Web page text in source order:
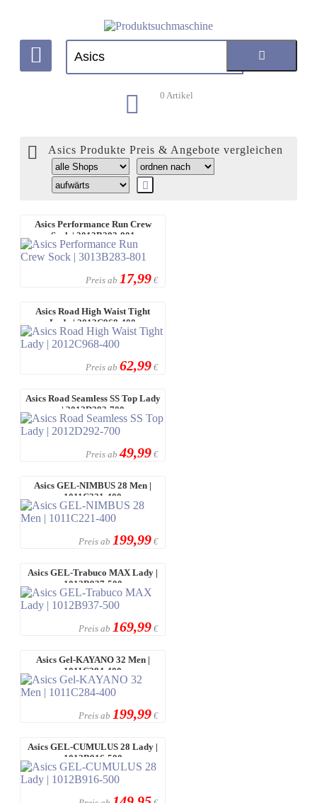
0 Artikel
Asics Produkte Preis & Angebote vergleichen
Asics Performance Run Crew
Sock | 3013B283-801
Preis ab 17,99 €
Asics Road High Waist Tight
Lady | 2012C968-400
Preis ab 62,99 €
Asics Road Seamless SS Top Lady
| 2012D292-700
Preis ab 49,99 €
Asics GEL-NIMBUS 28 Men |
1011C221-400
Preis ab 199,99 €
Asics GEL-Trabuco MAX Lady |
1012B937-500
Preis ab 169,99 €
Asics Gel-KAYANO 32 Men |
1011C284-400
Preis ab 199,99 €
Asics GEL-CUMULUS 28 Lady |
1012B916-500